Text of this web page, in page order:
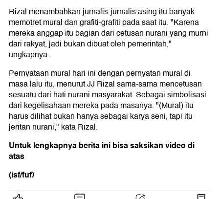
Rizal menambahkan jurnalis-jurnalis asing itu banyak
memotret mural dan grafiti-grafiti pada saat itu. "Karena
mereka anggap itu bagian dari cetusan nurani yang murni
dari rakyat, jadi bukan dibuat oleh pemerintah,"
ungkapnya.
Pernyataan mural hari ini dengan pernyatan mural di
masa lalu itu, menurut JJ Rizal sama-sama mencetusan
sesuatu dari hati nurani masyarakat. Sebagai simbolisasi
dari kegelisahaan mereka pada masanya. "(Mural) itu
harus dilihat bukan hanya sebagai karya seni, tapi itu
jeritan nurani," kata Rizal.
Untuk lengkapnya berita ini bisa saksikan video di
atas
(isf/fuf)